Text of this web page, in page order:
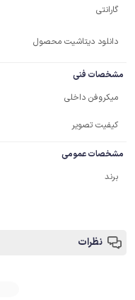
گارانتی
دانلود دیتاشیت محصول
مشخصات فنی
میکروفن داخلی
کیفیت تصویر
مشخصات عمومی
برند
نظرات